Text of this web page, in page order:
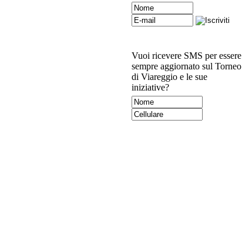
Vuoi ricevere SMS per essere
sempre aggiornato sul Torneo
di Viareggio e le sue
iniziative?